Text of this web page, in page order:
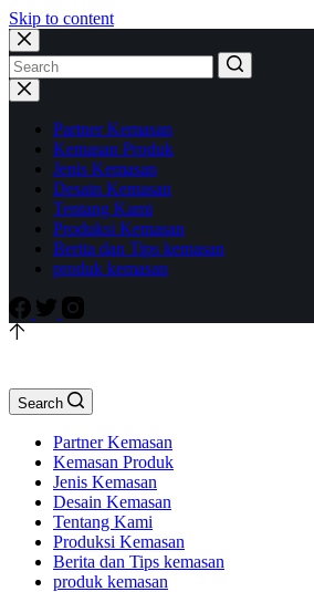
Skip to content
Partner Kemasan
Kemasan Produk
Jenis Kemasan
Desain Kemasan
Tentang Kami
Produksi Kemasan
Berita dan Tips kemasan
produk kemasan
Search
Partner Kemasan
Kemasan Produk
Jenis Kemasan
Desain Kemasan
Tentang Kami
Produksi Kemasan
Berita dan Tips kemasan
produk kemasan